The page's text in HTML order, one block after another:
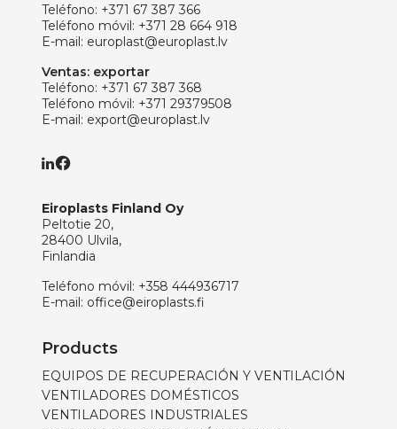
Teléfono: +371 67 387 366
Teléfono móvil: +371 28 664 918
E-mail: europlast@europlast.lv
Ventas: exportar
Teléfono: +371 67 387 368
Teléfono móvil: +371 29379508
E-mail: export@europlast.lv
Eiroplasts Finland Oy
Peltotie 20,
28400 Ulvila,
Finlandia
Teléfono móvil: +358 444936717
E-mail: office@eiroplasts.fi
Products
EQUIPOS DE RECUPERACIÓN Y VENTILACIÓN
VENTILADORES DOMÉSTICOS
VENTILADORES INDUSTRIALES